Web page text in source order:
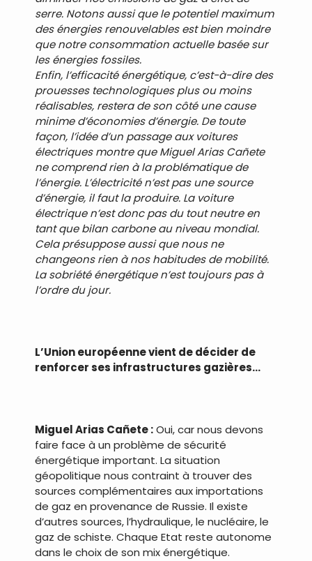
serre. Notons aussi que le potentiel maximum
des énergies renouvelables est bien moindre
que notre consommation actuelle basée sur
les énergies fossiles.
Enfin, l’efficacité énergétique, c’est-à-dire des
prouesses technologiques plus ou moins
réalisables, restera de son côté une cause
minime d’économies d’énergie. De toute
façon, l’idée d’un passage aux voitures
électriques montre que Miguel Arias Cañete
ne comprend rien à la problématique de
l’énergie. L’électricité n’est pas une source
d’énergie, il faut la produire. La voiture
électrique n’est donc pas du tout neutre en
tant que bilan carbone au niveau mondial.
Cela présuppose aussi que nous ne
changeons rien à nos habitudes de mobilité.
La sobriété énergétique n’est toujours pas à
l’ordre du jour.
L’Union européenne vient de décider de
renforcer ses infrastructures gazières…
Miguel Arias Cañete :Oui, car nous devons
faire face à un problème de sécurité
énergétique important. La situation
géopolitique nous contraint à trouver des
sources complémentaires aux importations
de gaz en provenance de Russie. Il existe
d’autres sources, l’hydraulique, le nucléaire, le
gaz de schiste. Chaque Etat reste autonome
dans le choix de son mix énergétique.